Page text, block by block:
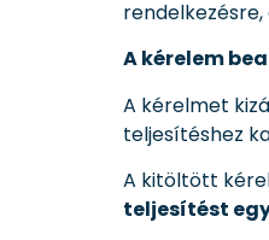
rendelkezésre,
A kérelem
A kérelmet
teljesítéshez
A kitöltött
teljesítést